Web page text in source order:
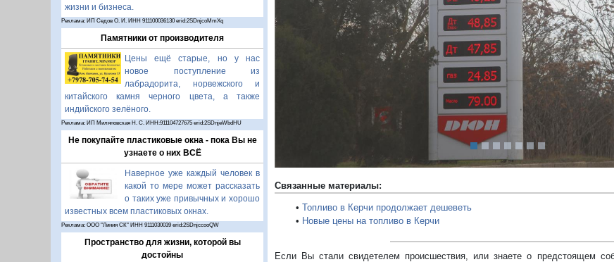
жизни и бизнеса.
Реклама: ИП Седов О. И. ИНН 911100036130 erid:2SDnjcoMmXq
Памятники от производителя
Цены ещё старые, но у нас
новое поступление из
лабрадорита, норвежского и
китайского камня черного цвета, а также
индийского зелёного.
Реклама: ИП Миляновская Н. С. ИНН:911104727675 erid:2SDnjeWbdHU
Не покупайте пластиковые окна - пока Вы не
узнаете о них ВСЁ
Наверное уже каждый человек в
какой то мере может рассказать
о таких уже привычных и хорошо
известных всем пластиковых окнах.
Реклама: ООО "Линия СК" ИНН 9111030039 erid:2SDnjccooQW
Пространство для жизни, которой вы
достойны
Предыдущий
Связанные материалы:
• Топливо в Керчи продолжает дешеветь
• Новые цены на топливо в Керчи
Если Вы стали свидетелем происшествия, или знаете о предстоящем